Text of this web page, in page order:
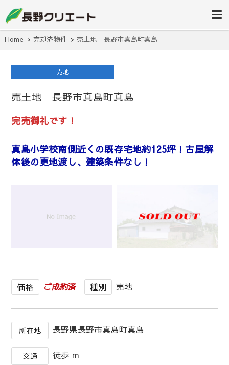
長野クリエ
ート
せください！
Home 売却済物件 売土地 長野市真島町真島
売地
売土地 長野市真島町真島
完売御礼です！
真島小学校南側近くの既存宅地約125坪！古屋解
体後の更地渡し、建築条件なし！
/1
価格 ご成約済 種別 売地
所在地 長野県長野市真島町真島
交通 徒歩 m